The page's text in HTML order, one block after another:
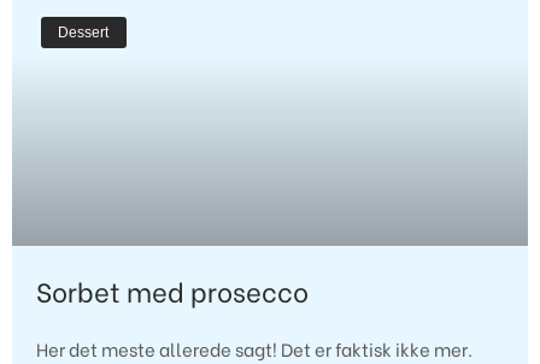
Dessert
Sorbet med prosecco
Her det meste allerede sagt! Det er faktisk ikke mer.